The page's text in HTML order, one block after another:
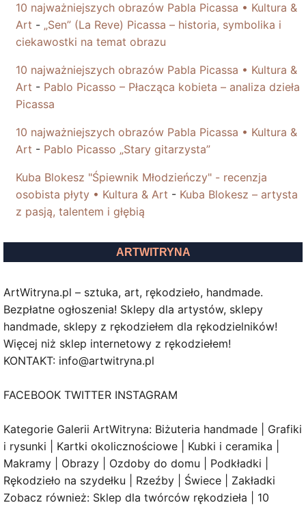
10 najważniejszych obrazów Pabla Picassa • Kultura &
Art - „Sen” (La Reve) Picassa – historia, symbolika i
ciekawostki na temat obrazu
10 najważniejszych obrazów Pabla Picassa • Kultura &
Art - Pablo Picasso – Płacząca kobieta – analiza dzieła
Picassa
10 najważniejszych obrazów Pabla Picassa • Kultura &
Art - Pablo Picasso „Stary gitarzysta”
Kuba Blokesz "Śpiewnik Młodzieńczy" - recenzja
osobista płyty • Kultura & Art - Kuba Blokesz – artysta
z pasją, talentem i głębią
ARTWITRYNA
ArtWitryna.pl – sztuka, art, rękodzieło, handmade.
Bezpłatne ogłoszenia! Sklepy dla artystów, sklepy
handmade, sklepy z rękodziełem dla rękodzielników!
Więcej niż sklep internetowy z rękodziełem!
KONTAKT: info@artwitryna.pl
FACEBOOK TWITTER INSTAGRAM
Kategorie Galerii ArtWitryna: Biżuteria handmade | Grafiki
i rysunki | Kartki okolicznościowe | Kubki i ceramika |
Makramy | Obrazy | Ozdoby do domu | Podkładki |
Rękodzieło na szydełku | Rzeźby | Świece | Zakładki
Zobacz również: Sklep dla twórców rękodzieła | 10